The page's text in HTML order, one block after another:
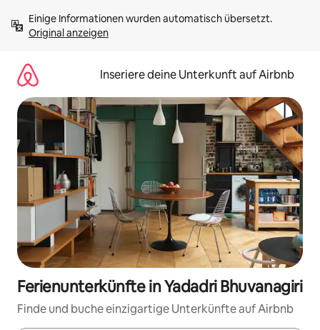
Inhalten
springenOriginal anzeigen
Inseriere deine Unterkunft auf Airbnb
Ferienunterkünfte in Yadadri Bhuvanagiri
Finde und buche einzigartige Unterkünfte auf Airbnb